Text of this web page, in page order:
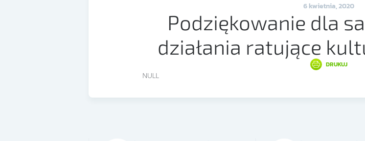
6 kwietnia, 2020
Podziękowanie dla
działania ratujące
DRUKUJ
NULL